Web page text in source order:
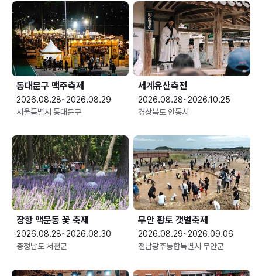
동대문구 맥주축제
2026.08.28~2026.08.29
서울특별시 동대문구
세계유산축전
2026.08.28~2026.10.25
경상북도 안동시
장항 맥문동 꽃 축제
2026.08.28~2026.08.30
충청남도 서천군
무안 황토 갯벌축제
2026.08.29~2026.09.06
전남광주통합특별시 무안군